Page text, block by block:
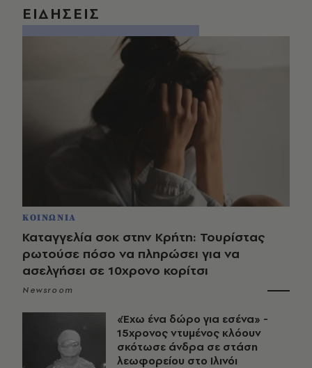
ΕΙΔΗΣΕΙΣ
ΚΟΙΝΩΝΙΑ
Καταγγελία σοκ στην Κρήτη: Τουρίστας
ρωτούσε πόσο να πληρώσει για να
ασελγήσει σε 10χρονο κορίτσι
Newsroom
«Έχω ένα δώρο για εσένα» -
15χρονος ντυμένος κλόουν
σκότωσε άνδρα σε στάση
λεωφορείου στο Ιλινόι